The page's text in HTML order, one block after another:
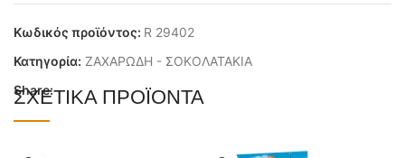
Κωδικός προϊόντος: R 29402
Κατηγορία: ΖΑΧΑΡΩΔΗ - ΣΟΚΟΛΑΤΑΚΙΑ
Share:
ΣΧΕΤΙΚΆ ΠΡΟΪΌΝΤΑ